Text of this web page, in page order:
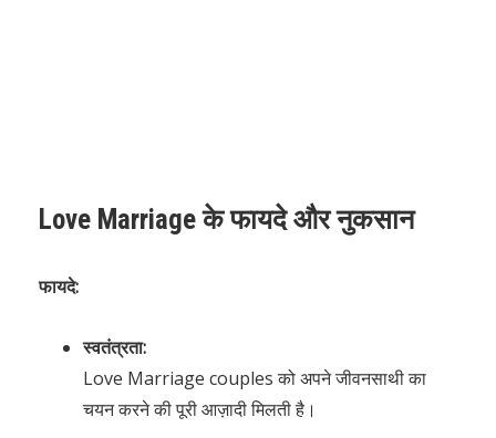
Love Marriage के फायदे और नुकसान
फायदे:
स्वतंत्रता:
Love Marriage couples को अपने जीवनसाथी का
चयन करने की पूरी आज़ादी मिलती है।